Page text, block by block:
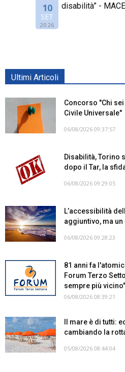
10
SET
2026
disabilità” -
Ultimi Articoli
Concorso "Chi
Civile Universale"
06/08/2026 09:37:57
Disabilità, Torino
dopo il Tar, la
06/08/2026 09:29:05
L’accessibilità
aggiuntivo, ma
06/08/2026 09:28:23
81 anni fa
Forum Terzo
sempre più vicino"
06/08/2026 08:39:21
Il mare è di tutti:
cambiando la
05/08/2026 08:44:04